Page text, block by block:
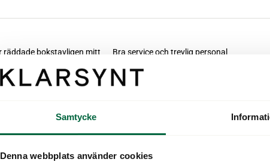
Samtycke
Denna webbplats använder cookies